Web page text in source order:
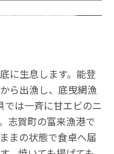
に生息します。能登
ら出漁し、底曳網漁
は一斉に甘エビのニ
志賀町の富来漁港で
まの状態で食卓へ届